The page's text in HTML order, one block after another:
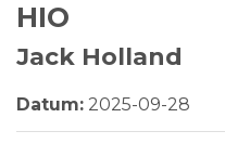
HIO
Jack Holland
Datum: 2025-09-28